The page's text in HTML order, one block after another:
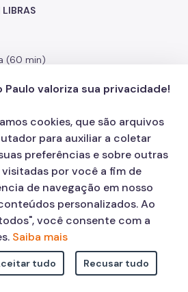
(60 min)
valoriza sua privacidade!
cookies, que são arquivos
para auxiliar a coletar
preferências e sobre outras
por você a fim de
de navegação em nosso
personalizados. Ao
você consente com a
Saiba mais
tudo Recusar tudo